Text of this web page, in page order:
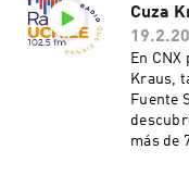
Cuza
En
Kraus,
Fuente
más de